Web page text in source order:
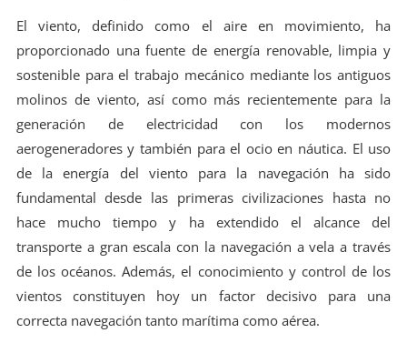
El viento, definido como el aire en movimiento, ha
proporcionado una fuente de energía renovable, limpia y
sostenible para el trabajo mecánico mediante los antiguos
molinos de viento, así como más recientemente para la
generación de electricidad con los modernos
aerogeneradores y también para el ocio en náutica. El uso
de la energía del viento para la navegación ha sido
fundamental desde las primeras civilizaciones hasta no
hace mucho tiempo y ha extendido el alcance del
transporte a gran escala con la navegación a vela a través
de los océanos. Además, el conocimiento y control de los
vientos constituyen hoy un factor decisivo para una
correcta navegación tanto marítima como aérea.